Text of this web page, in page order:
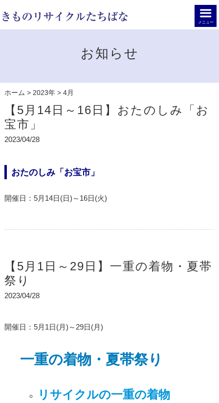
メニュー
お知らせ
ホーム > 2023年> 4月
【5月14日～16日】おたのしみ「お
宝市」
2023/04/28
おたのしみ「お宝市」
開催日：5月14日(日)～16日(火)
【5月1日～29日】一重の着物・夏帯
祭り
2023/04/28
開催日：5月1日(月)～29日(月)
一重の着物・夏帯祭り
リサイクルの一重の着物